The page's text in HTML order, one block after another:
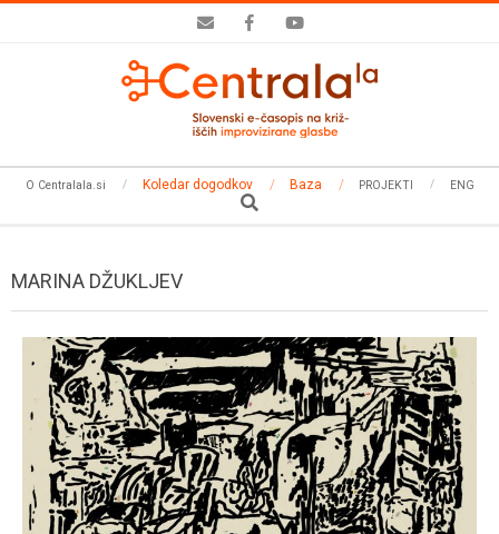
Secondary
O Centralala.si Koledar dogodkov Baza PROJEKTI
ENG
Search
MARINA DŽUKLJEV